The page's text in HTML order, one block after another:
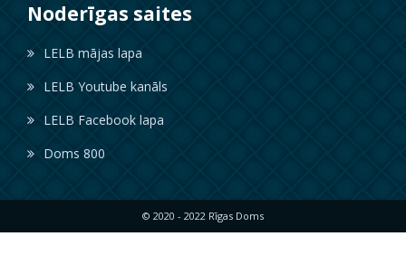
Noderīgas saites
LELB mājas lapa
LELB Youtube kanāls
LELB Facebook lapa
Doms 800
© 2020 - 2022 Rīgas Doms